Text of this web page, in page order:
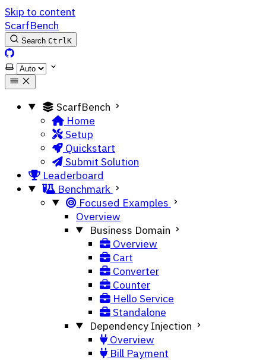
Skip to content
ScarfBench
Search CtrlK
ScarfBench on GitHub
Select theme
ScarfBench
Home
Setup
Quickstart
Submit Solution
Leaderboard
Benchmark
Focused Examples
Overview
Business Domain
Overview
Cart
Converter
Counter
Hello Service
Standalone
Dependency Injection
Overview
Bill Payment